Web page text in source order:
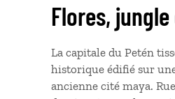
Flores,
La capitale du Petén
historique édifié sur
ancienne cité maya.